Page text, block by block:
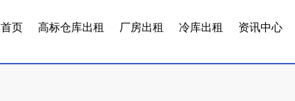
首页 高标仓库出租 厂房出租 冷库出租 资讯中心